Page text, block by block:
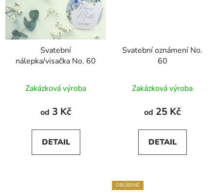
Svatební
nálepka/visačka No. 60
Zakázková výroba
od 3 Kč
DETAIL
Svatební oznámení No.
60
hodnocení
produktu
5,0
z
Zakázková výroba
od 25 Kč
DETAIL
OBLÍBENÉ